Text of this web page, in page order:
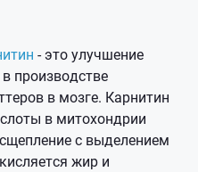
- это улучшение
производстве
в мозге. Карнитин
в митохондрии
с выделением
жир и